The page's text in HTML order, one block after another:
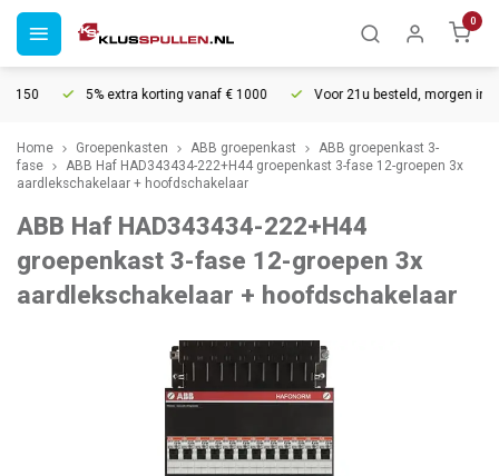
0
5% extra korting vanaf € 1000 Voor 21u besteld, morgen in
Home Groepenkasten ABB groepenkast
ABB groepenkast 3-
fase
ABB Haf HAD343434-222+H44 groepenkast 3-fase 12-groepen 3x
aardlekschakelaar + hoofdschakelaar
ABB Haf HAD343434-222+H44
groepenkast 3-fase 12-groepen 3x
aardlekschakelaar + hoofdschakelaar